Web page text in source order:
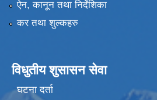
ऐन, कानून तथा निर्देशिका
कर तथा शुल्कहरु
विधुतीय शुसासन सेवा
घटना दर्ता